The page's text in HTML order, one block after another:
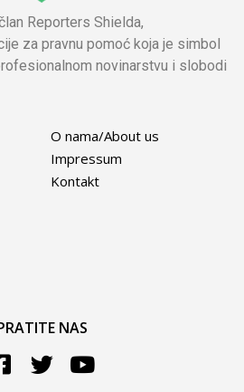
Reporters Shielda,
za pravnu pomoć koja je simbol
novinarstvu i slobodi
O nama/About us
Impressum
Kontakt
NAS